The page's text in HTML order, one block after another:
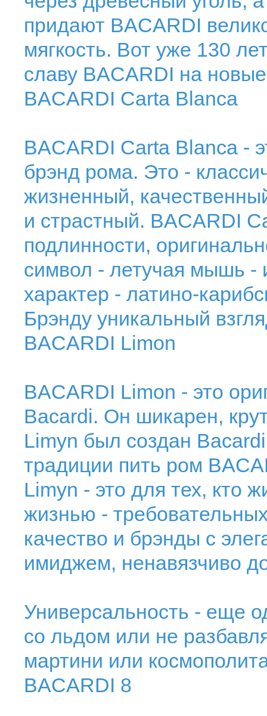
придают BACARDI
мягкость. Вот уже 130
славу BACARDI на
BACARDI Carta Blanca
BACARDI Carta Blanca -
брэнд рома. Это -
жизненный,
и страстный. BACARDI
подлинности,
символ - летучая мышь -
характер - латино-
Брэнду уникальный
BACARDI Limon
BACARDI Limon - это
Bacardi. Он шикарен,
Limуn был создан
традиции пить ром
Limуn - это для тех, кто
жизнью -
качество и брэнды с
имиджем, ненавязчиво
Универсальность - еще
со льдом или не
мартини или
BACARDI 8